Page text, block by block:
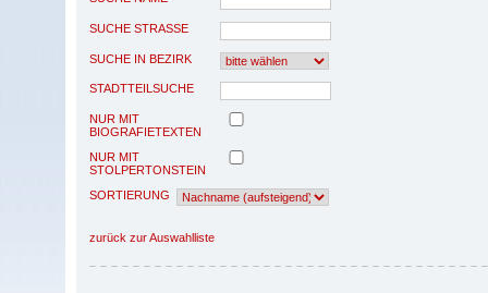
SUCHE STRASSE
SUCHE IN BEZIRK
STADTTEILSUCHE
NUR MIT
BIOGRAFIETEXTEN
NUR MIT
STOLPERTONSTEIN
SORTIERUNG
zurück zur Auswahlliste